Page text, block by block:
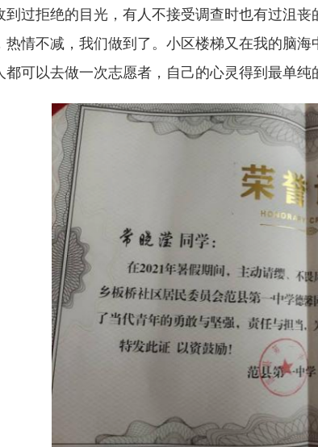
到过拒绝的目光，有人不接受调查时也有过沮
热情不减，我们做到了。小区楼梯又在我的脑
都可以去做一次志愿者，自己的心灵得到最单